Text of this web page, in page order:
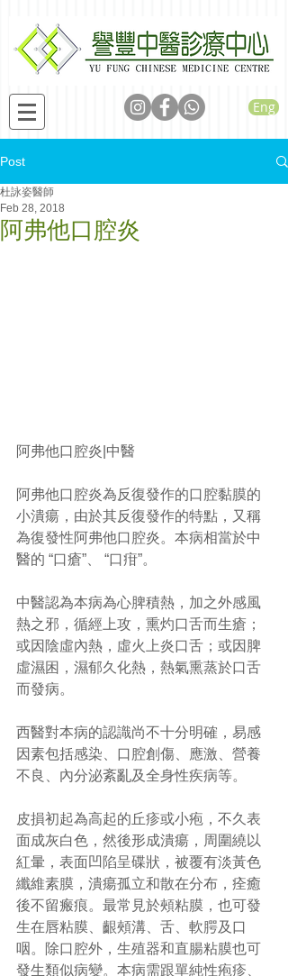
Eng
Post
阿弗他口腔炎
杜詠姿醫師
Feb 28, 2018
阿弗他口腔炎|中醫
阿弗他口腔炎為反復發作的口腔黏膜的
小潰瘍，由於其反復發作的特點，又稱
為復發性阿弗他口腔炎。本病相當於中
醫的 “口瘡”、 “口疳”。
中醫認為本病為心脾積熱，加之外感風
熱之邪，循經上攻，熏灼口舌而生瘡；
或因陰虛內熱，虛火上炎口舌；或因脾
虛濕困，濕郁久化熱，熱氣熏蒸於口舌
而發病。
西醫對本病的認識尚不十分明確，易感
因素包括感染、口腔創傷、應激、營養
不良、內分泌紊亂及全身性疾病等。
皮損初起為高起的丘疹或小疱，不久表
面成灰白色，然後形成潰瘍，周圍繞以
紅暈，表面凹陷呈碟狀，被覆有淡黃色
纖維素膜，潰瘍孤立和散在分布，痊癒
後不留瘢痕。最常見於頰粘膜，也可發
生在唇粘膜、齦頰溝、舌、軟腭及口
咽。除口腔外，生殖器和直腸粘膜也可
發生類似病變。本病需跟單純性疱疹、